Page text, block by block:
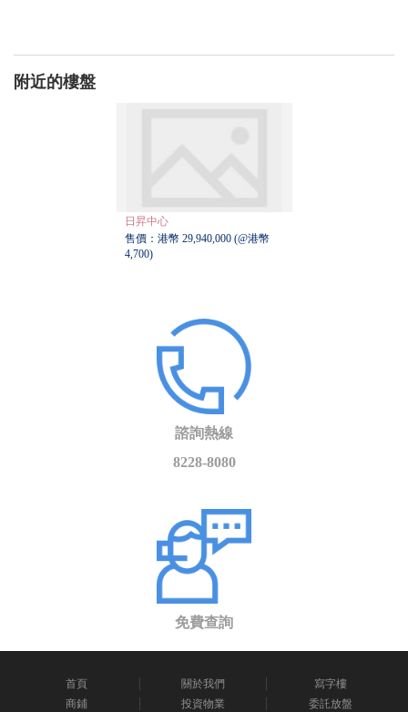
附近的樓盤
日昇中心
售價：港幣 29,940,000 (@港幣
4,700)
諮詢熱線
8228-8080
免費查詢
首頁 關於我們
寫字樓
商鋪
投資物業 委託放盤